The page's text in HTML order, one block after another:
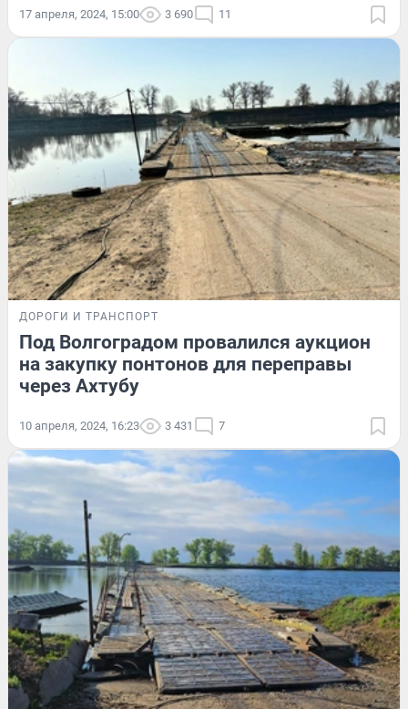
17 апреля, 2024, 15:00 3 690 11
ДОРОГИ И ТРАНСПОРТ
Под Волгоградом провалился аукцион
на закупку понтонов для переправы
через Ахтубу
10 апреля, 2024, 16:23 3 431 7